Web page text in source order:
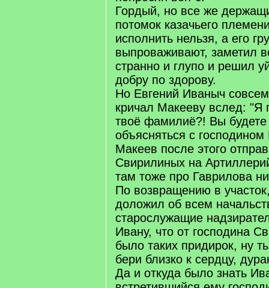
Гордый, но все же
потомок казачьего
исполнить нельзя, а его
выпроваживают, заметил
странно и глупо и решил
добру по здорову.
Но Евгений Иваныч
кричал Макееву вслед: "Я
твоё фамилиё?! Вы
объясняться с
Макеев после этого
Свирилиных на
там тоже про Гаврилова
По возвращению в
доложил об всем
старослужащие
Ивану, что от господина
было таких придирок, ну
бери близко к сердцу,
Да и откуда было знать